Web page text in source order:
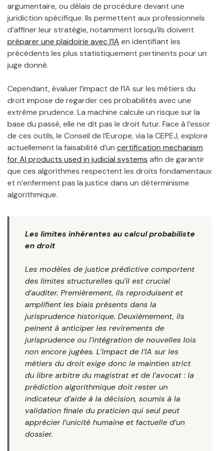
argumentaire, ou délais de procédure devant une
juridiction spécifique. Ils permettent aux professionnels
d’affiner leur stratégie, notamment lorsqu’ils doivent
préparer une plaidoirie avec l’IA en identifiant les
précédents les plus statistiquement pertinents pour un
juge donné.
Cependant, évaluer l’impact de l’IA sur les métiers du
droit impose de regarder ces probabilités avec une
extrême prudence. La machine calcule un risque sur la
base du passé, elle ne dit pas le droit futur. Face à l’essor
de ces outils, le Conseil de l’Europe, via la CEPEJ, explore
actuellement la faisabilité d’un certification mechanism
for AI products used in judicial systems afin de garantir
que ces algorithmes respectent les droits fondamentaux
et n’enferment pas la justice dans un déterminisme
algorithmique.
Les limites inhérentes au calcul probabiliste
en droit
Les modèles de justice prédictive comportent
des limites structurelles qu’il est crucial
d’auditer. Premièrement, ils reproduisent et
amplifient les biais présents dans la
jurisprudence historique. Deuxièmement, ils
peinent à anticiper les revirements de
jurisprudence ou l’intégration de nouvelles lois
non encore jugées. L’impact de l’IA sur les
métiers du droit exige donc le maintien strict
du libre arbitre du magistrat et de l’avocat : la
prédiction algorithmique doit rester un
indicateur d’aide à la décision, soumis à la
validation finale du praticien qui seul peut
apprécier l’unicité humaine et factuelle d’un
dossier.